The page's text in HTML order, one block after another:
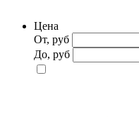
Цена
От, руб
До, руб